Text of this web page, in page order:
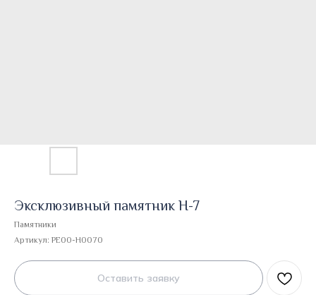
Эксклюзивный памятник Н-7
Памятники
Артикул: PE00-H0070
Оставить заявку